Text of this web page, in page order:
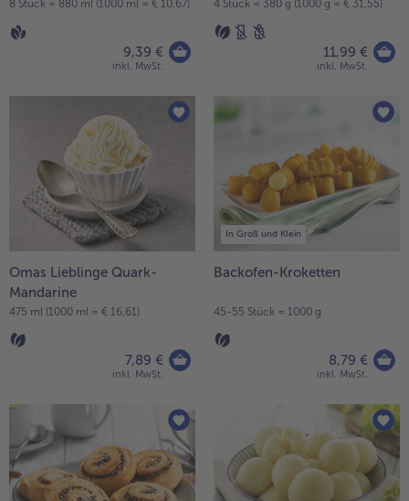
- 5 € beim Kauf von 7 Schlemmermenüs nach Wahl
8 Stück = 880 ml (1000 ml = € 10,67)
9,39 €
inkl. MwSt.
4 Stück = 380 g (1000 g = € 31,55)
11,99 €
inkl. MwSt.
Omas Lieblinge Quark-
Mandarine
475 ml (1000 ml = € 16,61)
7,89 €
inkl. MwSt.
In Groß und Klein
Backofen-Kroketten
45-55 Stück = 1000 g
8,79 €
inkl. MwSt.